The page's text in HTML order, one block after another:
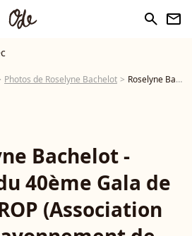
search newsletter
Photos de Roselyne Bachelot Roselyne Bachelot - Photocall du 40ème Gala de Charité AROP (Association pour le Rayonnement de l'Opéra de Paris) à l'Opera Garnier à Paris le 27 février 2020. © Pierre Perusseau/Bestimage - Photo
Bachelot -
40ème Gala de
(Association